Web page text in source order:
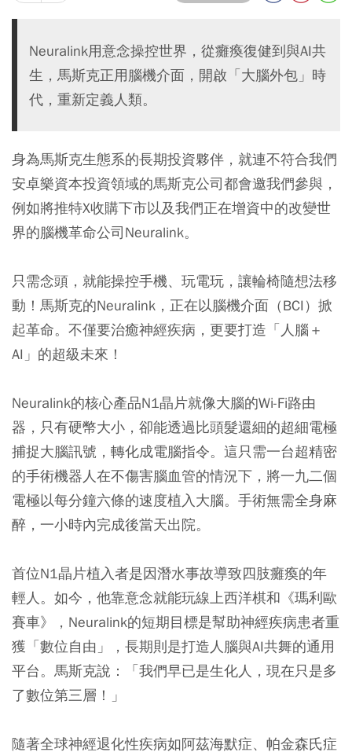
Neuralink用意念操控世界，從癱瘓復健到與AI共
生，馬斯克正用腦機介面，開啟「大腦外包」時
代，重新定義人類。
身為馬斯克生態系的長期投資夥伴，就連不符合我們
安卓樂資本投資領域的馬斯克公司都會邀我們參與，
例如將推特X收購下市以及我們正在增資中的改變世
界的腦機革命公司Neuralink。
只需念頭，就能操控手機、玩電玩，讓輪椅隨想法移
動！馬斯克的Neuralink，正在以腦機介面（BCI）掀
起革命。不僅要治癒神經疾病，更要打造「人腦＋
AI」的超級未來！
Neuralink的核心產品N1晶片就像大腦的Wi-Fi路由
器，只有硬幣大小，卻能透過比頭髮還細的超細電極
捕捉大腦訊號，轉化成電腦指令。這只需一台超精密
的手術機器人在不傷害腦血管的情況下，將一九二個
電極以每分鐘六條的速度植入大腦。手術無需全身麻
醉，一小時內完成後當天出院。
首位N1晶片植入者是因潛水事故導致四肢癱瘓的年
輕人。如今，他靠意念就能玩線上西洋棋和《瑪利歐
賽車》，Neuralink的短期目標是幫助神經疾病患者重
獲「數位自由」，長期則是打造人腦與AI共舞的通用
平台。馬斯克說：「我們早已是生化人，現在只是多
了數位第三層！」
隨著全球神經退化性疾病如阿茲海默症、帕金森氏症